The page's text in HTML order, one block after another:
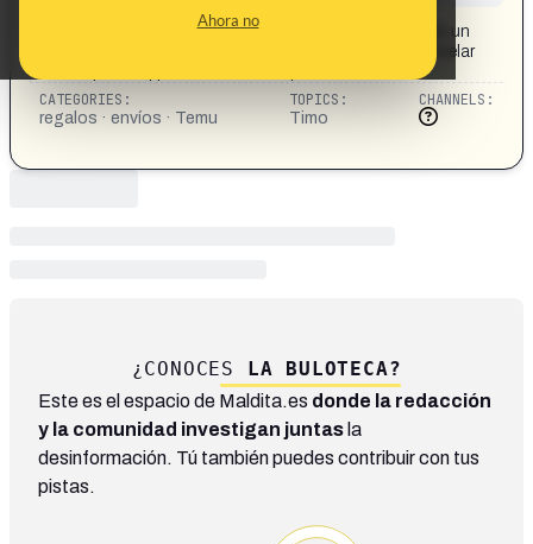
Ahora no
Temu: Lamentamos mucho el retraso. Hemos enviado un
regalo como disculpa. app.temu.com/t/jfJPRhHB Cancelar
CATEGORIES:
regalos · envíos · Temu
TOPICS:
Timo
CHANNELS:
¿CONOCES LA BULOTECA?
Este es el espacio de Maldita.es donde la redacción
y la comunidad investigan juntas la
desinformación. Tú también puedes contribuir con tus
pistas.